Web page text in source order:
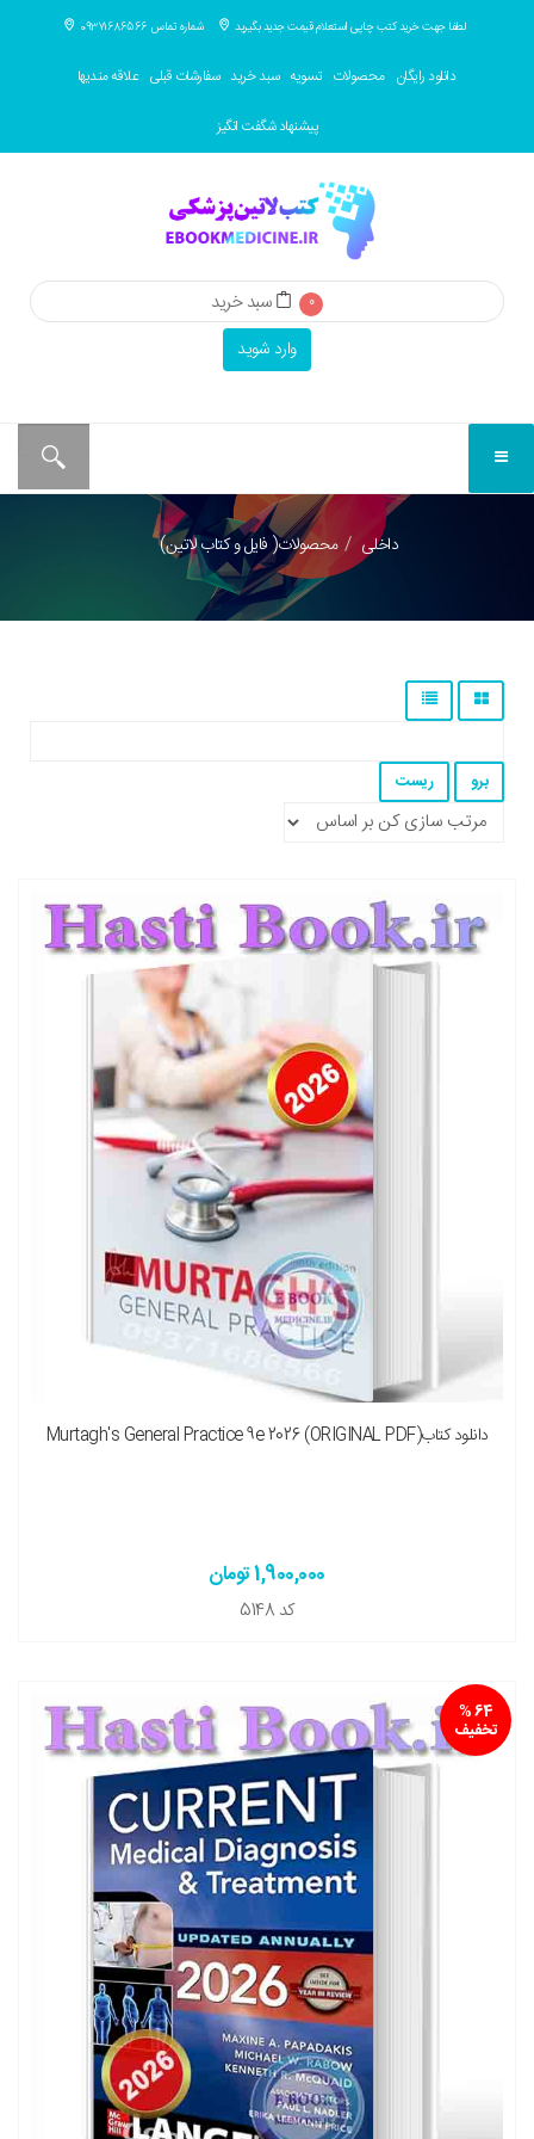
شماره تماس 09371686566 لطفا جهت خرید کتب چاپی استعلام قیمت جدید بگیرید
علاقه مندیها سفارشات قبلی سبد خرید تسویه محصولات دانلود رایگان
پیشنهاد شگفت انگیز
سبد خرید 0
وارد شوید
محصولات( فایل و کتاب لاتین) داخلی
دانلود کتابMurtagh's General Practice 9e 2026 (ORIGINAL PDF)
1,900,000 تومان
کد 5148
64 %
تخفیف